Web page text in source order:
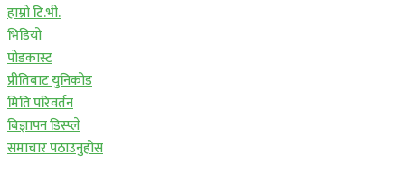
हाम्रो टि.भी.
भिडियो
पोडकास्ट
प्रीतिबाट युनिकोड
मिति परिवर्तन
बिज्ञापन डिस्प्ले
समाचार पठाउनुहोस